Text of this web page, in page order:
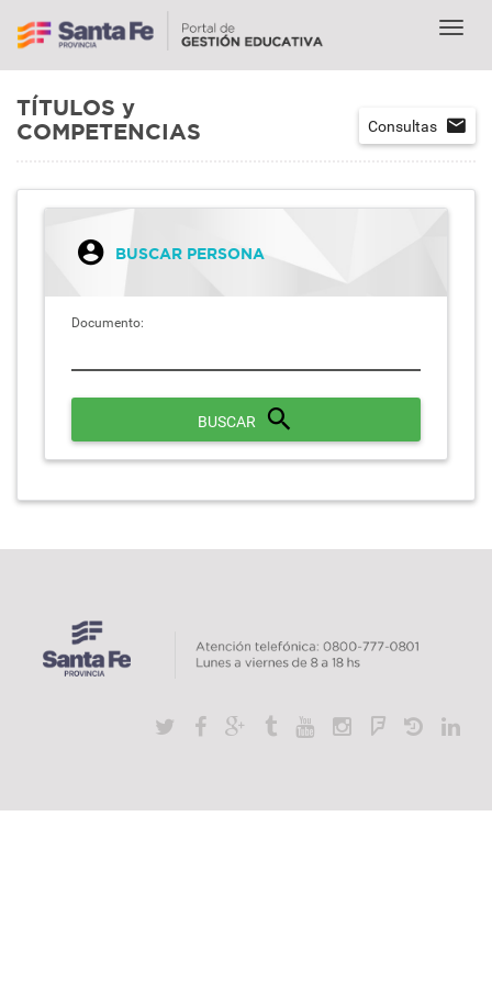
TÍTULOS y
COMPETENCIAS
Consultas
BUSCAR PERSONA
Documento:
BUSCAR